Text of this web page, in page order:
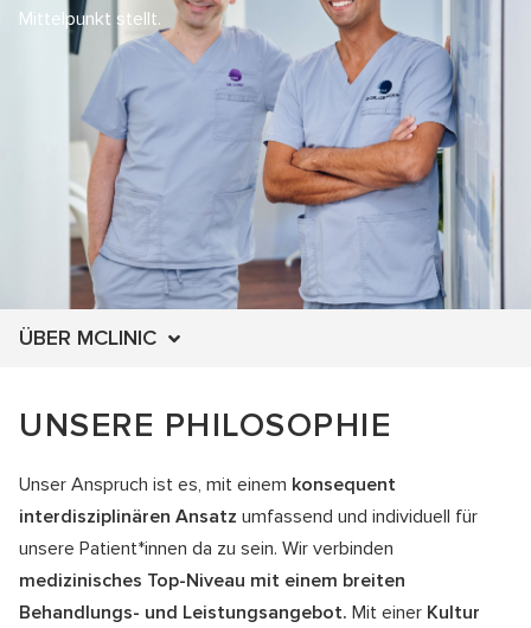
Mittelpunkt stellt.
ÜBER MCLINIC
UNSERE PHILOSOPHIE
Unser Anspruch ist es, mit einem konsequent
interdisziplinären Ansatz umfassend und individuell für
unsere Patient*innen da zu sein. Wir verbinden
medizinisches Top-Niveau mit einem breiten
Behandlungs- und Leistungsangebot. Mit einer Kultur